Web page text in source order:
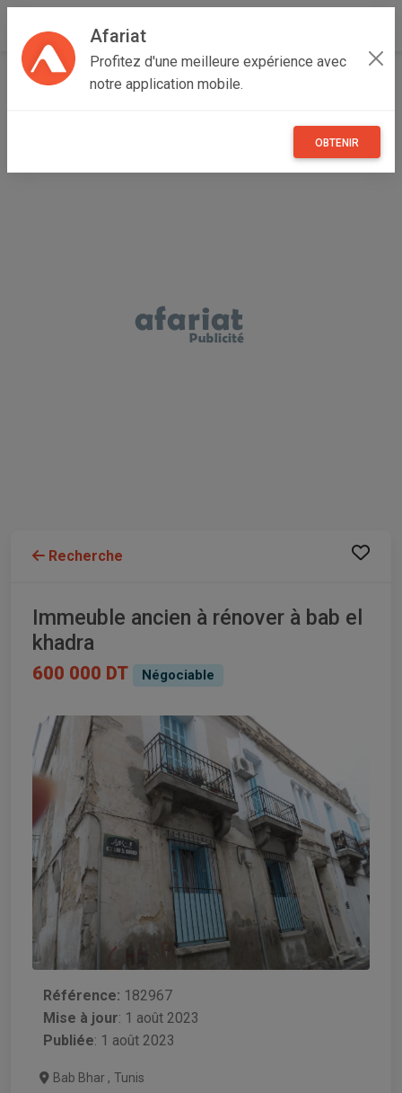
Afariat
Profitez d'une meilleure expérience avec
notre application mobile.
OBTENIR
Accueil Immobilier Grand Tunis
Recherche
Immeuble ancien à rénover à bab el
khadra
600 000 DT Négociable
Référence: 182967
Mise à jour: 1 août 2023
Publiée: 1 août 2023
Bab Bhar , Tunis